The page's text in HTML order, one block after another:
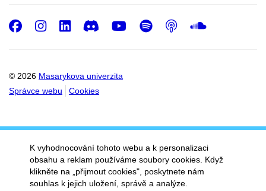
© 2026 Masarykova univerzita
Správce webu
Cookies
Facebook
Instagram
LinkedIn
DiscordYoutube
Spotify
Podcast
K vyhodnocování tohoto webu a k personalizaci
obsahu a reklam používáme soubory cookies. Když
klikněte na „přijmout cookies", poskytnete nám
souhlas k jejich uložení, správě a analýze.